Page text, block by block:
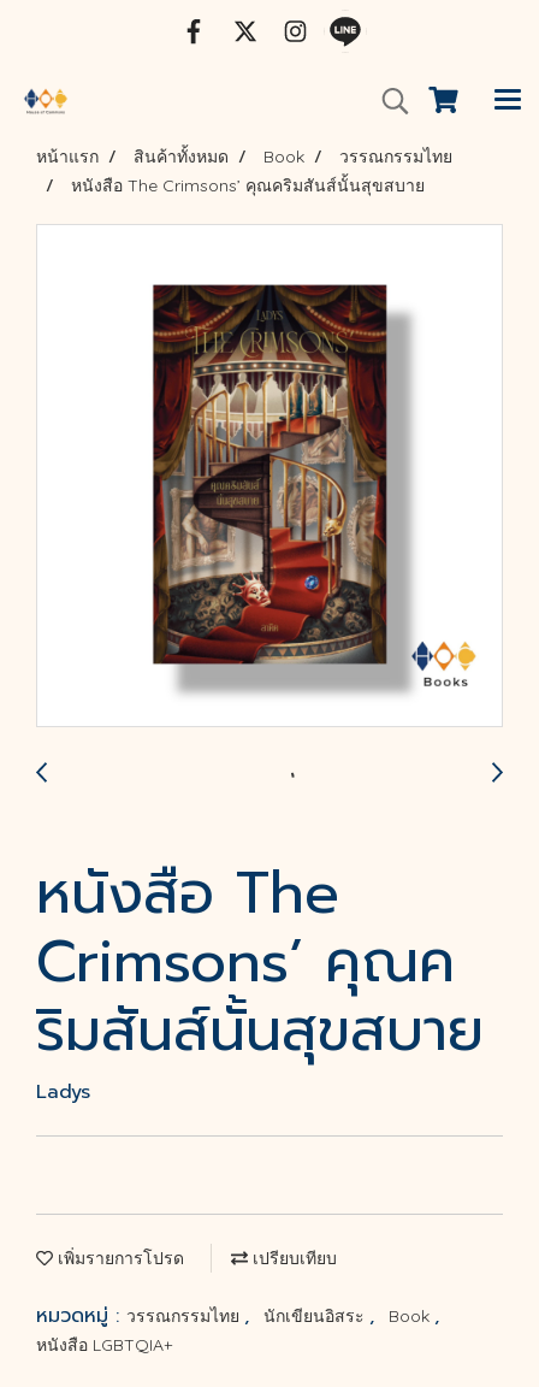
หน้าแรก สินค้าทั้งหมด Book
วรรณกรรมไทย
หนังสือ The Crimsons’ คุณคริมสันส์นั้นสุขสบาย
หนังสือ The
Crimsons’ คุณค
ริมสันส์นั้นสุขสบาย
Ladys
เพิ่มรายการโปรด เปรียบเทียบ
หมวดหมู่ : วรรณกรรมไทย , นักเขียนอิสระ , Book ,
หนังสือ LGBTQIA+